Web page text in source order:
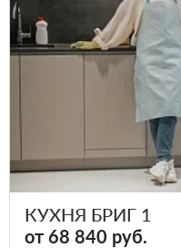
КУХНЯ БРИГ 1
от 68 840 руб.